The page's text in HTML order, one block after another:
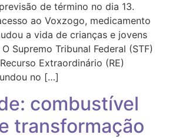
de término no dia 13.
ao Voxzogo, medicamento
a vida de crianças e jovens
Supremo Tribunal Federal (STF)
Extraordinário (RE)
no […]
combustível
transformação